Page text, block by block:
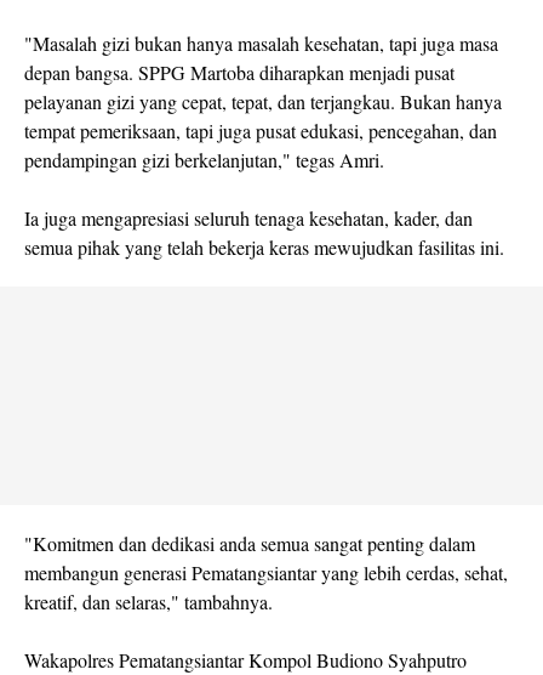
"Masalah gizi bukan hanya masalah kesehatan, tapi juga masa
depan bangsa. SPPG Martoba diharapkan menjadi pusat
pelayanan gizi yang cepat, tepat, dan terjangkau. Bukan hanya
tempat pemeriksaan, tapi juga pusat edukasi, pencegahan, dan
pendampingan gizi berkelanjutan," tegas Amri.
Ia juga mengapresiasi seluruh tenaga kesehatan, kader, dan
semua pihak yang telah bekerja keras mewujudkan fasilitas ini.
"Komitmen dan dedikasi anda semua sangat penting dalam
membangun generasi Pematangsiantar yang lebih cerdas, sehat,
kreatif, dan selaras," tambahnya.
Wakapolres Pematangsiantar Kompol Budiono Syahputro